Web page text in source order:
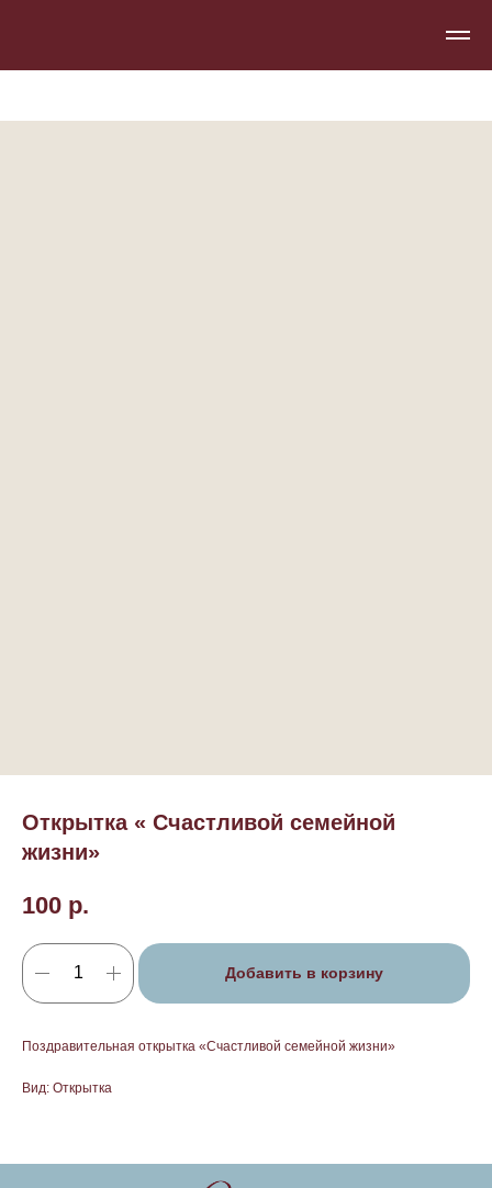
Открытка « Счастливой семейной
жизни»
100 р.
Добавить в корзину
Поздравительная открытка «Счастливой семейной жизни»
Вид: Открытка